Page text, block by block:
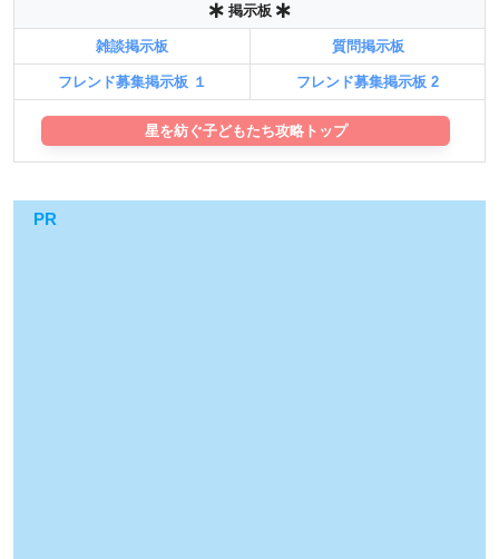
掲示板
雑談掲示板 質問掲示板
フレンド募集掲示板 １ フレンド募集掲示板 2
星を紡ぐ子どもたち攻略トップ
PR